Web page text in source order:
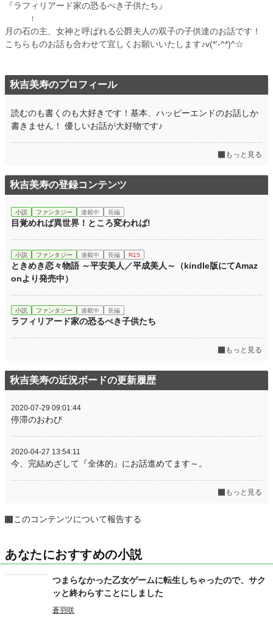
『ラフィリアード家の恐るべき子供たち』
↑
月の石の主、女神と呼ばれる公爵夫人の双子の子供達のお話です！
こちらものお話も合わせて宜しくお願いいたします♪v(*'-^*)^☆
秋吉美寿のプロフィール
読むのも書くのも大好きです！基本、ハッピーエンドのお話しか
書きません！ 優しいお話が大好物です♪
もっと見る
秋吉美寿の登録コンテンツ
小説 ファンタジー 連載中 長編
目覚めれば異世界！ところ変われば!
小説 ファンタジー 連載中 長編 R15
ときめき恋々物語 ～平安美人／平成美人～（kindle版にてAmaz
onより発売中）
小説 ファンタジー 連載中 長編
ラフィリアード家の恐るべき子供たち
もっと見る
秋吉美寿の近況ボードの更新履歴
2020-07-29 09:01:44
停滞のおわび
2020-04-27 13:54:11
今、完結めざして『全体的』にお話進めてます～。
もっと見る
このコンテンツについて報告する
あなたにおすすめの小説
つまらなかった乙女ゲームに転生しちゃったので、サク
ッと終わらすことにしました
蒼羽咲